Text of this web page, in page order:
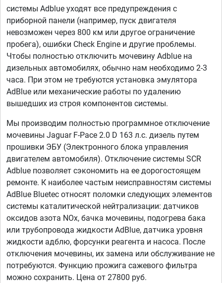
системы Adblue уходят все предупреждения с
приборной панели (например, пуск двигателя
невозможен через 800 км или другое ограничение
пробега), ошибки Check Engine и другие проблемы.
Чтобы полностью отключить мочевину Adblue на
дизельных автомобилях, обычно нам необходимо 2-3
часа. При этом не требуются установка эмулятора
AdBlue или механические работы по удалению
вышедших из строя компонентов системы.
Мы производим полностью программное отключение
мочевины Jaguar F-Pace 2.0 D 163 л.с. дизель путем
прошивки ЭБУ (Электронного блока управления
двигателем автомобиля). Отключение системы SCR
Adblue позволяет сэкономить на ее дорогостоящем
ремонте. К наиболее частым неисправностям системы
AdBlue Bluetec относят поломки следующих элементов
системы каталитической нейтрализации: датчиков
оксидов азота NOx, бачка мочевины, подогрева бака
или трубопровода жидкости AdBlue, датчика уровня
жидкости адблю, форсунки реагента и насоса. После
отключения мочевины, их замена или обслуживание не
потребуются. Функцию прожига сажевого фильтра
можно сохранить. Цена от 27800 руб.